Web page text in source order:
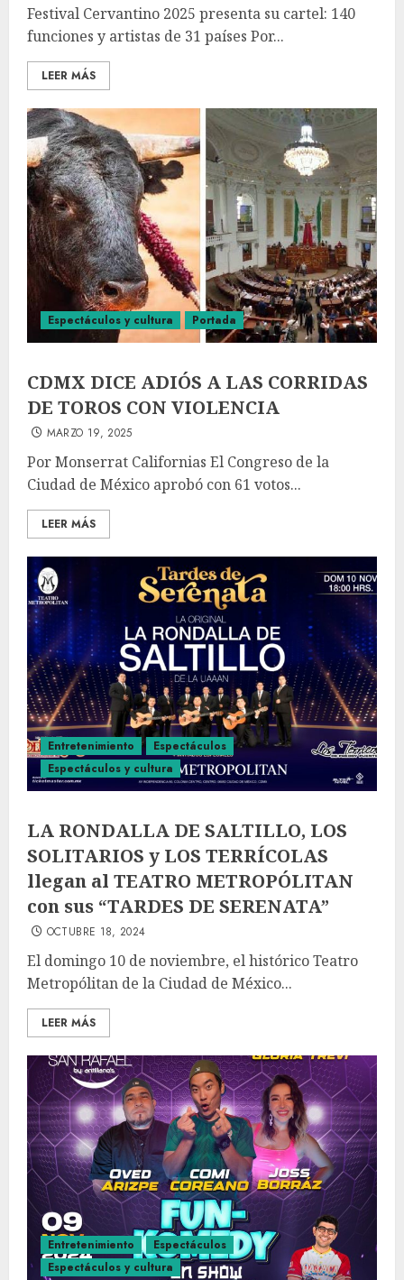
Festival Cervantino 2025 presenta su cartel: 140
funciones y artistas de 31 países Por...
LEER MÁS
Espectáculos y cultura Portada
CDMX DICE ADIÓS A LAS CORRIDAS
DE TOROS CON VIOLENCIA
MARZO 19, 2025
Por Monserrat Californias El Congreso de la
Ciudad de México aprobó con 61 votos...
LEER MÁS
Entretenimiento
Espectáculos
Espectáculos y cultura
LA RONDALLA DE SALTILLO, LOS
SOLITARIOS y LOS TERRÍCOLAS
llegan al TEATRO METROPÓLITAN
con sus “TARDES DE SERENATA”
OCTUBRE 18, 2024
El domingo 10 de noviembre, el histórico Teatro
Metropólitan de la Ciudad de México...
LEER MÁS
Entretenimiento
Espectáculos
Espectáculos y cultura